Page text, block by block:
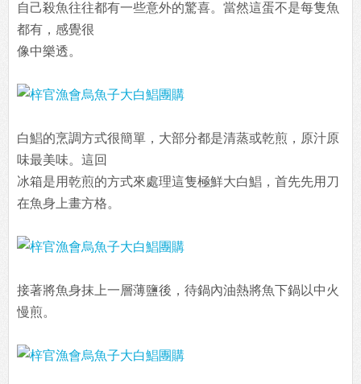
自己殺魚往往都有一些意外的驚喜。當然這蛋不是每隻魚
都有，感覺很
像中樂透。
白鯧的烹調方式很簡單，大部分都是清蒸或乾煎，原汁原
味最美味。這回
冰箱是用乾煎的方式來處理這隻極鮮大白鯧，首先先用刀
在魚身上畫方格。
接著將魚身抹上一層薄鹽後，待鍋內油熱將魚下鍋以中火
慢煎。